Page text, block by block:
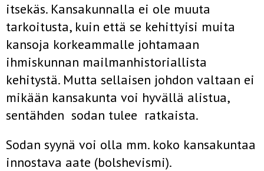
itsekäs. Kansakunnalla ei ole muuta
tarkoitusta, kuin että se kehittyisi muita
kansoja korkeammalle johtamaan
ihmiskunnan mailmanhistoriallista
kehitystä. Mutta sellaisen johdon valtaan ei
mikään kansakunta voi hyvällä alistua,
sentähden sodan tulee ratkaista.
Sodan syynä voi olla mm. koko kansakuntaa
innostava aate (bolshevismi).